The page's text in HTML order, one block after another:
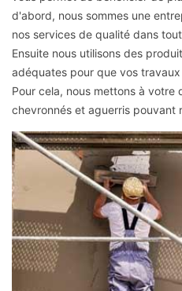
d'abord, nous sommes une
nos services de qualité dans
Ensuite nous utilisons des
adéquates pour que vos
Pour cela, nous mettons à votre
chevronnés et aguerris pouvant